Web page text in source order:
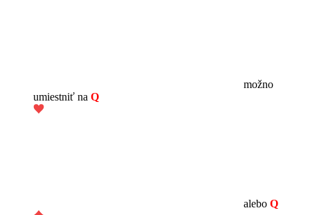
možno
umiestniť na Q
alebo Q